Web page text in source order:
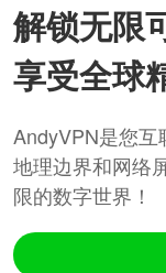
解锁无限
享受全球
AndyVPN是您
地理边界和网络
限的数字世界！